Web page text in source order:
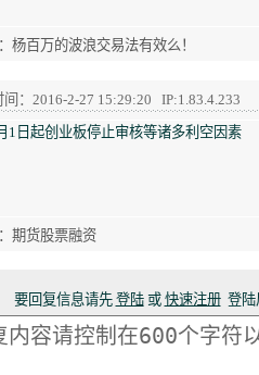
杨百万的波浪交易法有效么！
间：2016-2-27 15:29:20 IP:1.83.4.233
1日起创业板停止审核等诸多利空因素
期货股票融资
要回复信息请先 登陆或 快速注册登陆